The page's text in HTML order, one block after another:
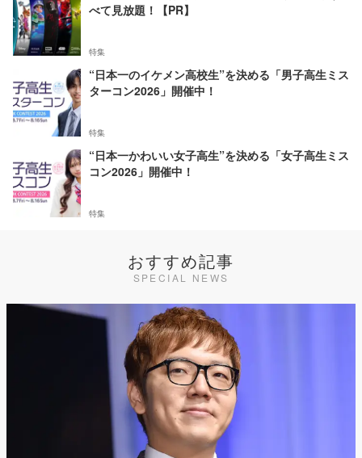
べて見放題！【PR】
特集
“日本一のイケメン高校生”を決める「男子高生ミス
ターコン2026」開催中！
特集
“日本一かわいい女子高生”を決める「女子高生ミス
コン2026」開催中！
特集
おすすめ記事
SPECIAL NEWS